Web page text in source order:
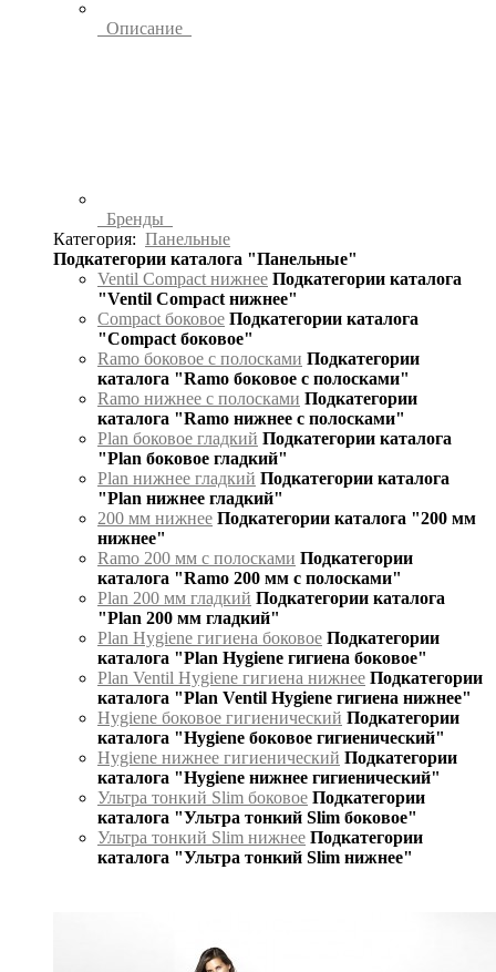
Описание
Бренды
Категория: Панельные
Подкатегории каталога "Панельные"
Ventil Compact нижнее Подкатегории каталога
"Ventil Compact нижнее"
Compact боковое Подкатегории каталога
"Compact боковое"
Ramo боковое с полосками Подкатегории
каталога "Ramo боковое с полосками"
Ramo нижнее с полосками Подкатегории
каталога "Ramo нижнее с полосками"
Plan боковое гладкий Подкатегории каталога
"Plan боковое гладкий"
Plan нижнее гладкий Подкатегории каталога
"Plan нижнее гладкий"
200 мм нижнее Подкатегории каталога "200 мм
нижнее"
Ramo 200 мм с полосками Подкатегории
каталога "Ramo 200 мм с полосками"
Plan 200 мм гладкий Подкатегории каталога
"Plan 200 мм гладкий"
Plan Hygiene гигиена боковое Подкатегории
каталога "Plan Hygiene гигиена боковое"
Plan Ventil Hygiene гигиена нижнее Подкатегории
каталога "Plan Ventil Hygiene гигиена нижнее"
Hygiene боковое гигиенический Подкатегории
каталога "Hygiene боковое гигиенический"
Hygiene нижнее гигиенический Подкатегории
каталога "Hygiene нижнее гигиенический"
Ультра тонкий Slim боковое Подкатегории
каталога "Ультра тонкий Slim боковое"
Ультра тонкий Slim нижнее Подкатегории
каталога "Ультра тонкий Slim нижнее"